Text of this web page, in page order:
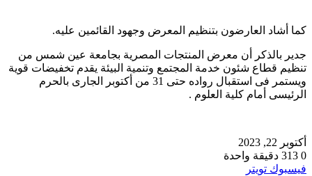
كما أشاد العارضون بتنظيم المعرض وجهود القائمين عليه.
جدير بالذكر أن معرض المنتجات المصرية بجامعة عين شمس من
تنظيم قطاع شئون خدمة المجتمع وتنمية البيئة يقدم تخفيضات قوية
ويستمر فى استقبال رواده حتى 31 من أكتوبر الجارى بالحرم
الرئيسى أمام كلية العلوم .
أكتوبر 22, 2023
0
دقيقة واحدة
فيسبوك تويتر